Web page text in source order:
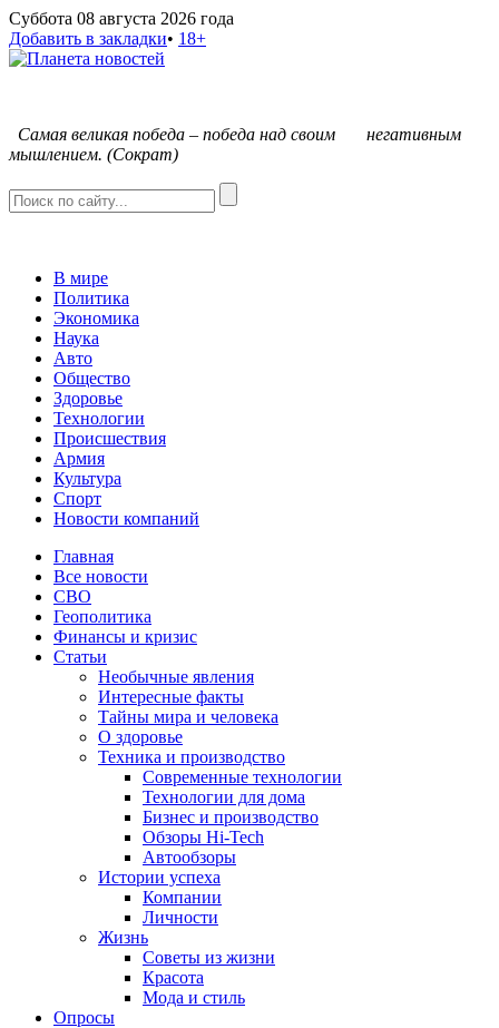
Суббота 08 августа 2026 года
Добавить в закладки• 18+
Самая великая победа – победа над своим негативным
мышлением. (Сократ)
В мире
Политика
Экономика
Наука
Авто
Общество
Здоровье
Технологии
Происшествия
Армия
Культура
Спорт
Новости компаний
Главная
Все новости
СВО
Геополитика
Финансы и кризис
Статьи
Необычные явления
Интересные факты
Тайны мира и человека
О здоровье
Техника и производство
Современные технологии
Технологии для дома
Бизнес и производство
Обзоры Hi-Tech
Автообзоры
Истории успеха
Компании
Личности
Жизнь
Советы из жизни
Красота
Мода и стиль
Опросы